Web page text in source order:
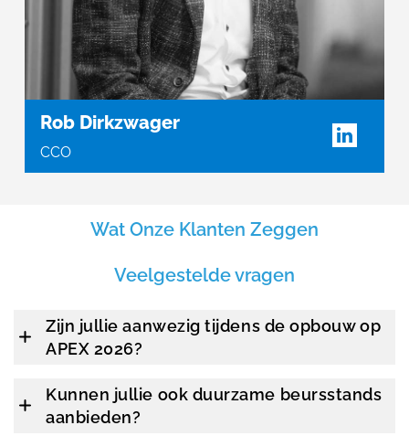
Rob Dirkzwager
CCO
Wat Onze Klanten Zeggen
Veelgestelde vragen
Zijn jullie aanwezig tijdens de opbouw op
APEX 2026?
Kunnen jullie ook duurzame beursstands
aanbieden?